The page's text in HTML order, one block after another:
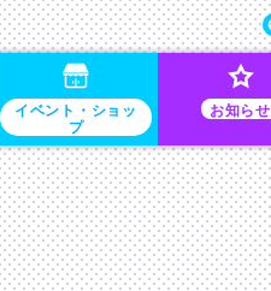
イベント・ショッ
プ
お知らせ